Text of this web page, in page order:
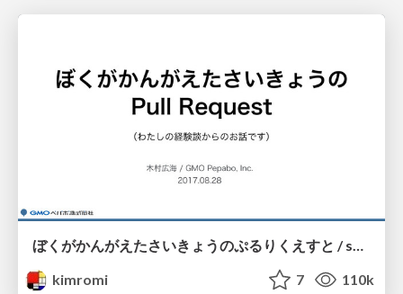
ぼくがかんがえたさいきょうのぷるりくえすと / saikyo-no-pull-request
kimromi
7 110k